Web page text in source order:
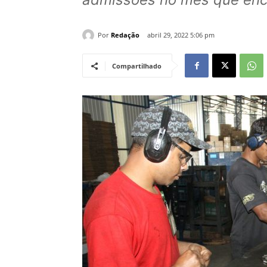
Por Redação abril 29, 2022 5:06 pm
Compartilhado